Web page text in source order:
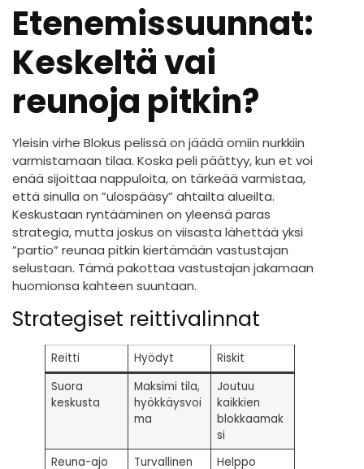
Etenemissuunnat:
Keskeltä vai
reunoja pitkin?
Yleisin virhe Blokus pelissä on jäädä omiin nurkkiin
varmistamaan tilaa. Koska peli päättyy, kun et voi
enää sijoittaa nappuloita, on tärkeää varmistaa,
että sinulla on ”ulospääsy” ahtailta alueilta.
Keskustaan ryntääminen on yleensä paras
strategia, mutta joskus on viisasta lähettää yksi
”partio” reunaa pitkin kiertämään vastustajan
selustaan. Tämä pakottaa vastustajan jakamaan
huomionsa kahteen suuntaan.
Strategiset reittivalinnat
Reitti Hyödyt
Riskit
Suora
keskusta
Maksimi tila,
hyökkäysvoi
ma
Joutuu
kaikkien
blokkaamak
si
Reuna-ajo
Turvallinen Helppo